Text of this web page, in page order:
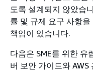
도록 설계되지 않았습
률 및 규제 요구 사항
책임이 있습니다.
다음은 SME를 위한 유
버 보안 가이드와